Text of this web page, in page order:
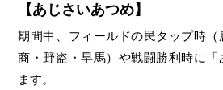
【あじさいあつめ】
期間中、フィールドの民タップ時
商・野盗・早馬）や戦闘勝利時に「
ます。